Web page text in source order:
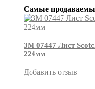
Самые
3М 07447 Лист
224мм
Добавить отзыв